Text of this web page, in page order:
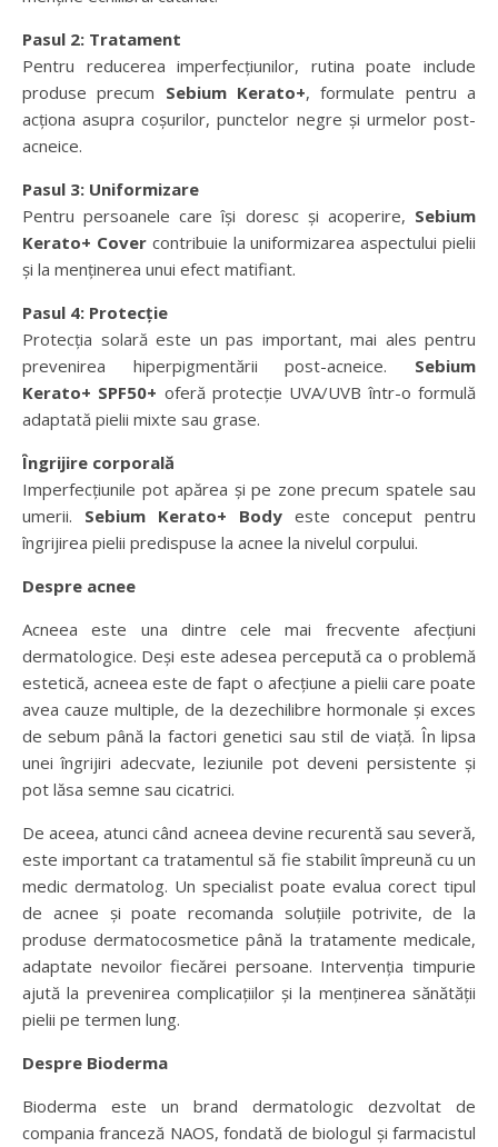
Pasul 2: Tratament
Pentru reducerea imperfecțiunilor, rutina poate include
produse precum Sebium Kerato+, formulate pentru a
acționa asupra coșurilor, punctelor negre și urmelor post-
acneice.
Pasul 3: Uniformizare
Pentru persoanele care își doresc și acoperire, Sebium
Kerato+ Covercontribuie la uniformizarea aspectului pielii
și la menținerea unui efect matifiant.
Pasul 4: Protecție
Protecția solară este un pas important, mai ales pentru
prevenirea hiperpigmentării post-acneice. Sebium
Kerato+ SPF50+ oferă protecție UVA/UVB într-o formulă
adaptată pielii mixte sau grase.
Îngrijire corporală
Imperfecțiunile pot apărea și pe zone precum spatele sau
umerii. Sebium Kerato+ Body este conceput pentru
îngrijirea pielii predispuse la acnee la nivelul corpului.
Despre acnee
Acneea este una dintre cele mai frecvente afecțiuni
dermatologice. Deși este adesea percepută ca o problemă
estetică, acneea este de fapt o afecțiune a pielii care poate
avea cauze multiple, de la dezechilibre hormonale și exces
de sebum până la factori genetici sau stil de viață. În lipsa
unei îngrijiri adecvate, leziunile pot deveni persistente și
pot lăsa semne sau cicatrici.
De aceea, atunci când acneea devine recurentă sau severă,
este important ca tratamentul să fie stabilit împreună cu un
medic dermatolog. Un specialist poate evalua corect tipul
de acnee și poate recomanda soluțiile potrivite, de la
produse dermatocosmetice până la tratamente medicale,
adaptate nevoilor fiecărei persoane. Intervenția timpurie
ajută la prevenirea complicațiilor și la menținerea sănătății
pielii pe termen lung.
Despre Bioderma
Bioderma este un brand dermatologic dezvoltat de
compania franceză NAOS, fondată de biologul și farmacistul